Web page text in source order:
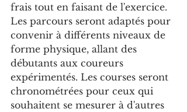
frais tout en faisant de l'exercice.
Les parcours seront adaptés pour
convenir à différents niveaux de
forme physique, allant des
débutants aux coureurs
expérimentés. Les courses seront
chronométrées pour ceux qui
souhaitent se mesurer à d'autres